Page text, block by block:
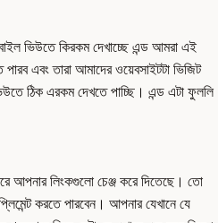
ভিউতে কিরকম দেখাচ্ছে এন্ড আমরা এই
এবং তারা আমাদের ওয়েবসাইটটা ভিজিট
ঠিক এরকম দেখতে পাচ্ছি। এন্ড এটা ফুললি
আপনার লিংকগুলো চেঞ্জ করে দিতেছে। তো
করতে পারবেন। আপনার যেখানে যে